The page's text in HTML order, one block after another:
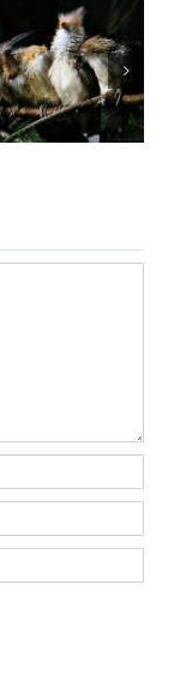
Техника PSDM:
как решать
сложные
проблемы